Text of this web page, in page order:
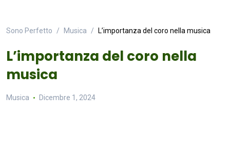
Sono Perfetto Musica L’importanza del coro nella musica
L’importanza del coro nella
musica
Musica Dicembre 1, 2024